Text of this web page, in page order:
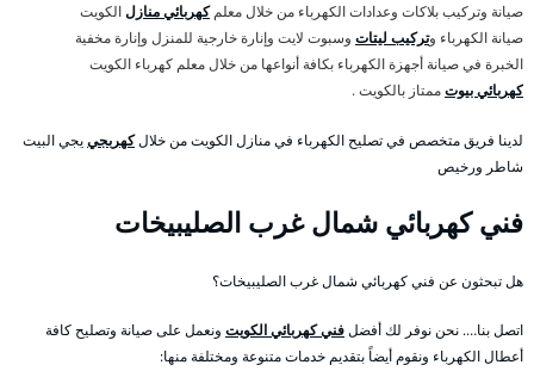
صيانة وتركيب بلاكات وعدادات الكهرباء من خلال معلمكهربائي منازلالكويت
صيانة الكهرباء وتركيب ليتات وسبوت لايت وإنارة خارجية للمنزل وإنارة مخفية
الخبرة في صيانة أجهزة الكهرباء بكافة أنواعها من خلال معلم كهرباء الكويت
كهربائي بيوتممتاز بالكويت .
لدينا فريق متخصص في تصليح الكهرباء في منازل الكويت من خلالكهربجييجي البيت
شاطر ورخيص
فني كهربائي شمال غرب الصليبيخات
هل تبحثون عن فني كهربائي شمال غرب الصليبيخات؟
اتصل بنا…. نحن نوفر لك أفضلفني كهربائي الكويت ونعمل على صيانة وتصليح كافة
أعطال الكهرباء ونقوم أيضاً بتقديم خدمات متنوعة ومختلفة منها: